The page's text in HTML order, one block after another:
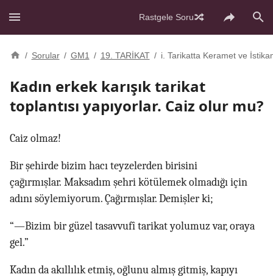
Rastgele Soru
/ Sorular / GM1 / 19. TARİKAT / i. Tarikatta Keramet ve
Kadın erkek karışık tarikat
toplantısı yapıyorlar. Caiz olur mu?
Caiz olmaz!
Bir şehirde bizim hacı teyzelerden birisini
çağırmışlar. Maksadım şehri kötülemek olmadığı için
adını söylemiyorum. Çağırmışlar. Demişler ki;
“—Bizim bir güzel tasavvufî tarikat yolumuz var, oraya
gel.”
Kadın da akıllılık etmiş, oğlunu almış gitmiş, kapıyı